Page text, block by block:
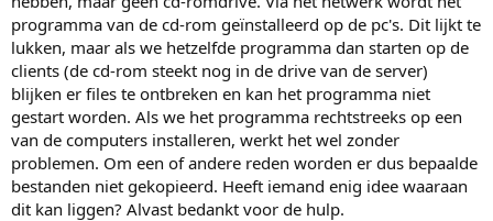
programma van de cd-rom geïnstalleerd op de pc's. Dit lijkt te
lukken, maar als we hetzelfde programma dan starten op de
clients (de cd-rom steekt nog in de drive van de server)
blijken er files te ontbreken en kan het programma niet
gestart worden. Als we het programma rechtstreeks op een
van de computers installeren, werkt het wel zonder
problemen. Om een of andere reden worden er dus bepaalde
bestanden niet gekopieerd. Heeft iemand enig idee waaraan
dit kan liggen? Alvast bedankt voor de hulp.